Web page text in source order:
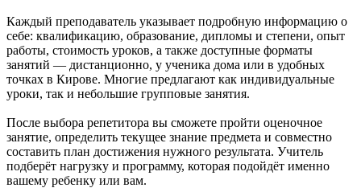
Каждый преподаватель указывает подробную информацию о
себе: квалификацию, образование, дипломы и степени, опыт
работы, стоимость уроков, а также доступные форматы
занятий — дистанционно, у ученика дома или в удобных
точках в Кирове. Многие предлагают как индивидуальные
уроки, так и небольшие групповые занятия.
После выбора репетитора вы сможете пройти оценочное
занятие, определить текущее знание предмета и совместно
составить план достижения нужного результата. Учитель
подберёт нагрузку и программу, которая подойдёт именно
вашему ребенку или вам.